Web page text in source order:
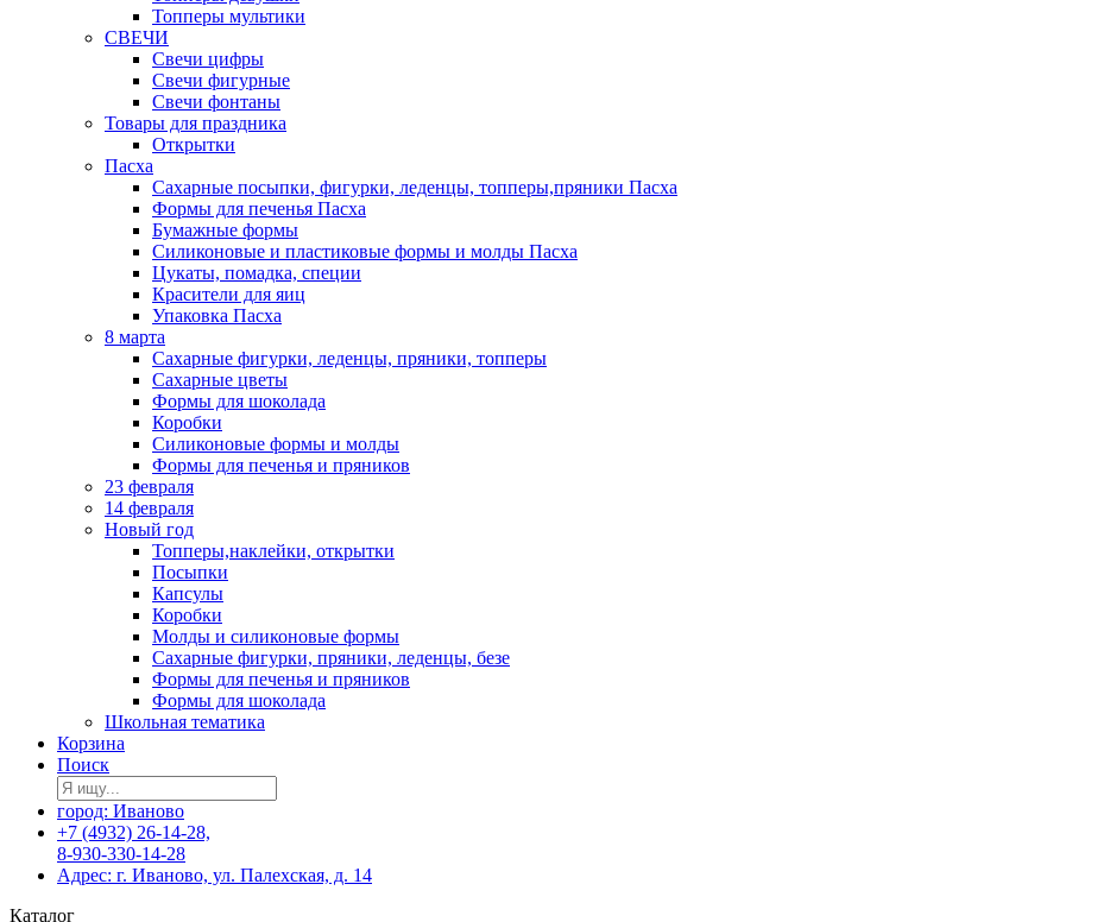
Топперы мультики
СВЕЧИ
Свечи цифры
Свечи фигурные
Свечи фонтаны
Товары для праздника
Открытки
Пасха
Сахарные посыпки, фигурки, леденцы, топперы,пряники Пасха
Формы для печенья Пасха
Бумажные формы
Силиконовые и пластиковые формы и молды Пасха
Цукаты, помадка, специи
Красители для яиц
Упаковка Пасха
8 марта
Сахарные фигурки, леденцы, пряники, топперы
Сахарные цветы
Формы для шоколада
Коробки
Силиконовые формы и молды
Формы для печенья и пряников
23 февраля
14 февраля
Новый год
Топперы,наклейки, открытки
Посыпки
Капсулы
Коробки
Молды и силиконовые формы
Сахарные фигурки, пряники, леденцы, безе
Формы для печенья и пряников
Формы для шоколада
Школьная тематика
Корзина
Поиск
город: Иваново
+7 (4932) 26-14-28,
8-930-330-14-28
Адрес: г. Иваново, ул. Палехская, д. 14
Каталог